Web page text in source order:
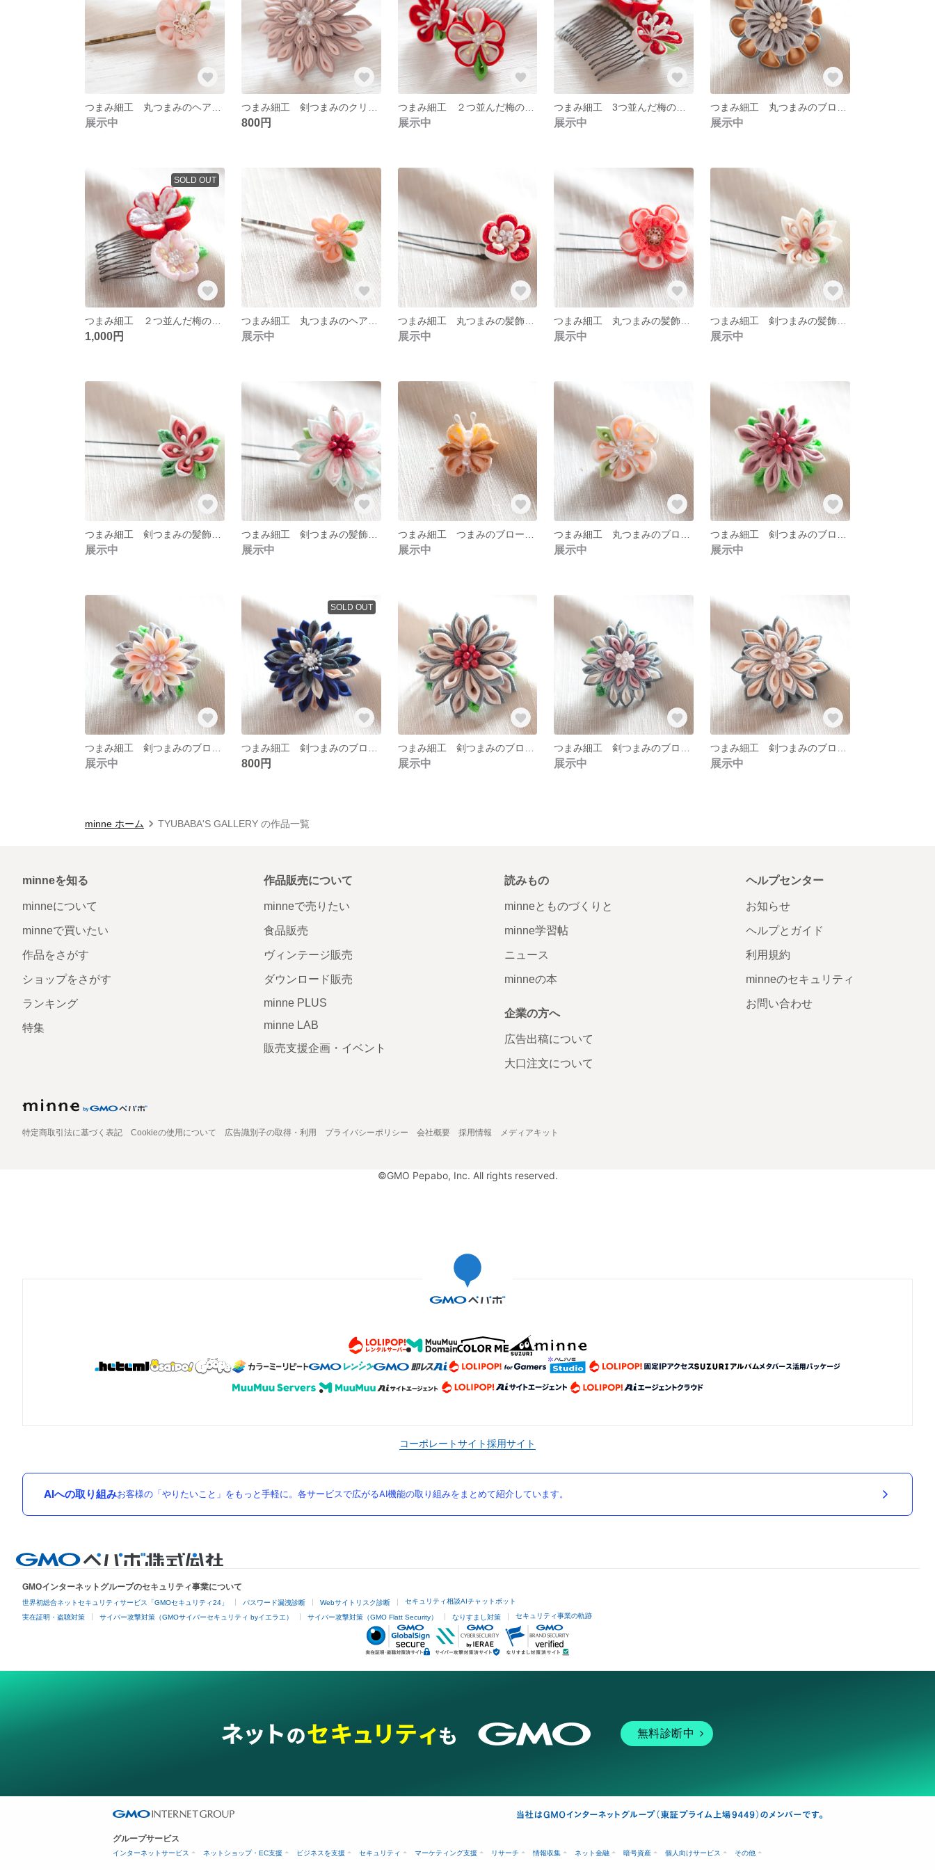
展示中 800円
つまみ細工 ２つ並んだ梅のコーム 二重つまみ
展示中 展示中 展示中
SOLD OUT
1,000円 展示中
つまみ細工 丸つまみの髪飾り ０２
展示中 展示中 展示中
展示中
つまみ細工 剣つまみの髪飾り ０１
展示中 展示中 展示中 展示中
展示中
SOLD OUT
800円 展示中 展示中 展示中
minne ホーム TYUBABA'S GALLERY の作品一覧
minneを知る
minneについて
minneで買いたい
作品をさがす
ショップをさがす
ランキング
特集
作品販売について
minneで売りたい
食品販売
ヴィンテージ販売
ダウンロード販売
minne PLUS
minne LAB
販売支援企画・イベント
読みもの
minneとものづくりと
minne学習帖
ニュース
minneの本
企業の方へ
広告出稿について
大口注文について
ヘルプセンター
お知らせ
ヘルプとガイド
利用規約
minneのセキュリティ
お問い合わせ
特定商取引法に基づく表記 Cookieの使用について 広告識別子の取得・利用 プライバシーポリシー 会社概要 採用情報 メディアキット
©GMO Pepabo, Inc. All rights reserved.
コーポレートサイト採用サイト
AIへの取り組みお客様の「やりたいこと」をもっと手軽に。各サービスで広がるAI機能の取り組みをまとめて紹介しています。
GMOインターネットグループのセキュリティ事業について
世界初総合ネットセキュリティサービス「GMOセキュリティ24」 パスワード漏洩診断 Webサイトリスク診断 セキュリティ相談AIチャットボット
実在証明・盗聴対策 サイバー攻撃対策（GMOサイバーセキュリティ byイエラエ） サイバー攻撃対策（GMO Flatt Security） なりすまし対策 セキュリティ事業の軌跡
無料診断中
グループサービス
インターネットサービス ネットショップ・EC支援 ビジネスを支援 セキュリティ マーケティング支援 リサーチ 情報収集 ネット金融 暗号資産 個人向けサービス その他